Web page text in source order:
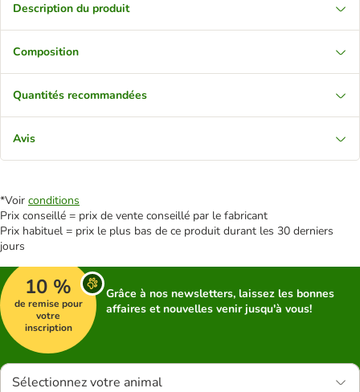
Description du produit
Composition
Quantités recommandées
Avis
*Voir conditions
Prix conseillé = prix de vente conseillé par le fabricant
Prix habituel = prix le plus bas de ce produit durant les 30 derniers
jours
10 %
de remise pour
votre
inscription
Grâce à nos newsletters, laissez les bonnes
affaires et nouvelles venir jusqu'à vous!
Sélectionnez votre animal